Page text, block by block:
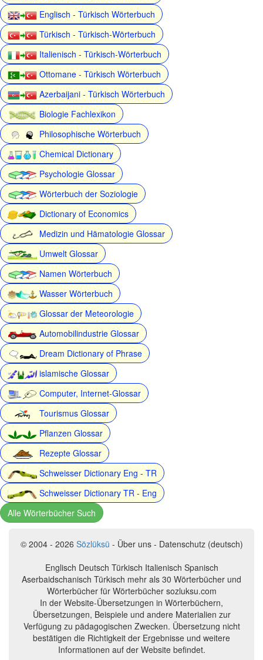
Englisch - Türkisch Wörterbuch
Türkisch - Türkisch-Wörterbuch
Italienisch - Türkisch-Wörterbuch
Ottomane - Türkisch Wörterbuch
Azerbaijani - Türkisch Wörterbuch
Biologie Fachlexikon
Philosophische Wörterbuch
Chemical Dictionary
Psychologie Glossar
Wörterbuch der Soziologie
Dictionary of Economics
Medizin und Hämatologie Glossar
Umwelt Glossar
Namen Wörterbuch
Wasser Wörterbuch
Glossar der Meteorologie
Automobilindustrie Glossar
Dream Dictionary of Phrase
islamische Glossar
Computer, Internet-Glossar
Tourismus Glossar
Pflanzen Glossar
Rezepte Glossar
Schweisser Dictionary Eng - TR
Schweisser Dictionary TR - Eng
Alle Wörterbücher Such
© 2004 - 2026 Sözlüksü - Über uns - Datenschutz (deutsch)
Englisch Deutsch Türkisch Italienisch Spanisch
Aserbaidschanisch Türkisch mehr als 30 Wörterbücher und
Wörterbücher für Wörterbücher sozluksu.com
In der Website-Übersetzungen in Wörterbüchern,
Übersetzungen, Beispiele und andere Materialien zur
Verfügung zu pädagogischen Zwecken. Übersetzung nicht
bestätigen die Richtigkeit der Ergebnisse und weitere
Informationen auf der Website befindet.